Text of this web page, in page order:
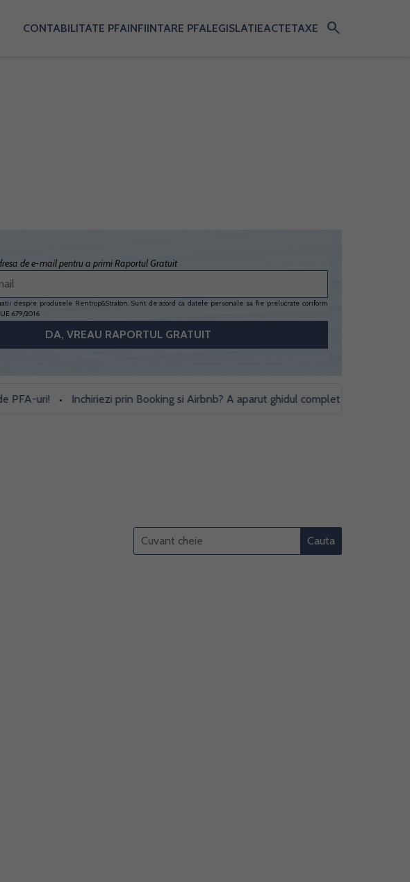
CONTABILITATE PFAINFIINTARE PFALEGISLATIEACTETAXE search
de e-mail pentru a primi Raportul Gratuit
despre produsele Rentrop&Straton. Sunt de acord ca datele personale sa fie prelucrate conform
679/2016
uri! • Inchiriezi prin Booking si Airbnb? A aparut ghidul complet cu obligatii fiscale